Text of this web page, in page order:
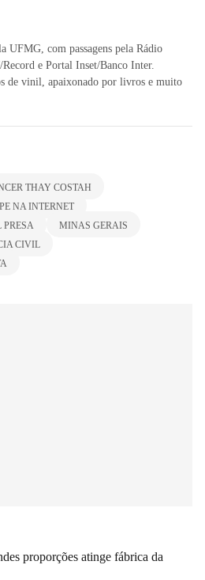
UFMG, com passagens pela Rádio
e Portal Inset/Banco Inter.
de vinil, apaixonado por livros e muito
THAY COSTAH
NA INTERNET
MINAS GERAIS
CIVIL
proporções atinge fábrica da